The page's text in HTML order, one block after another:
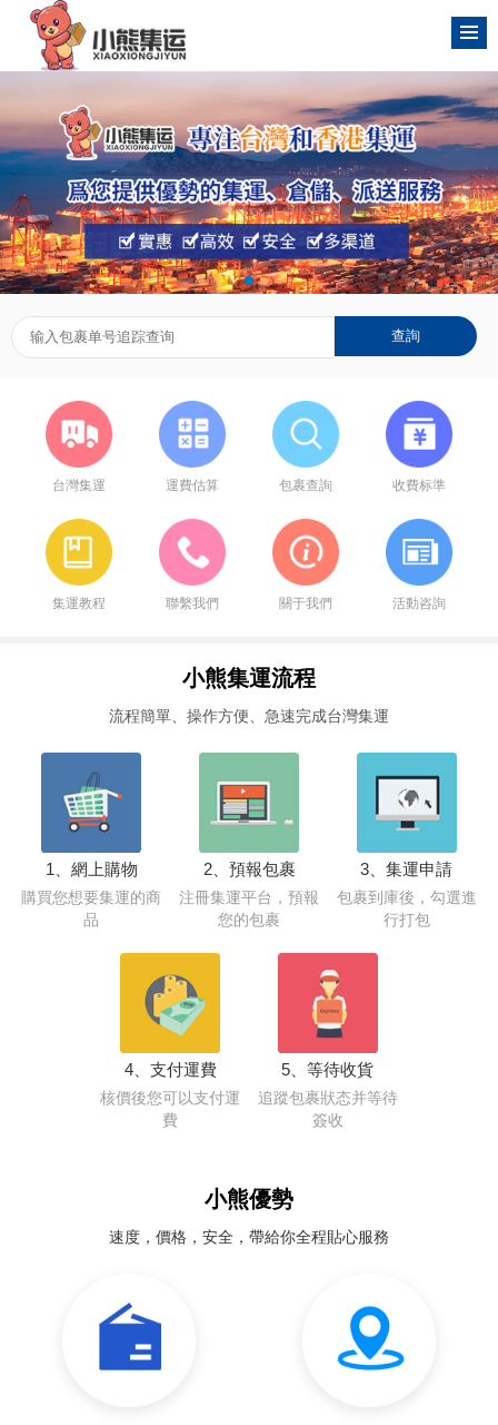
台灣集運 運費估算 包裹查詢 收費标準
集運教程 聯繫我們 關于我們 活動咨詢
小熊集運流程
流程簡單、操作方便、急速完成台灣集運
1、網上購物
購買您想要集運的商
品
2、預報包裹
注冊集運平台，預報
您的包裹
3、集運申請
包裹到庫後，勾選進
行打包
4、支付運費
核價後您可以支付運
費
5、等待收貨
追蹤包裹狀态并等待
簽收
小熊優勢
速度，價格，安全，帶給你全程貼心服務